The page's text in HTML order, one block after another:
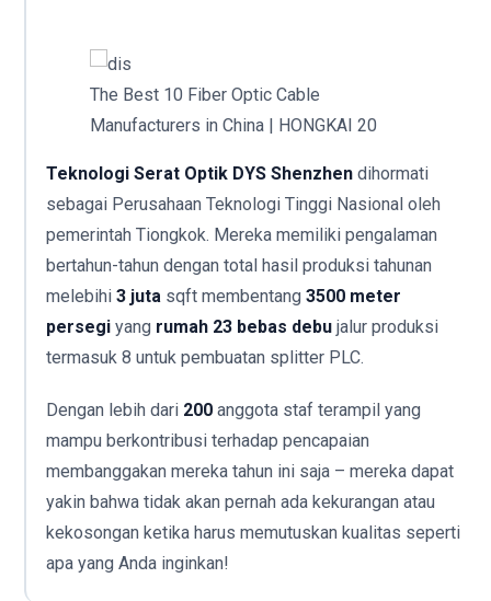
The Best 10 Fiber Optic Cable
Manufacturers in China | HONGKAI 20
Teknologi Serat Optik DYS Shenzhen dihormati
sebagai Perusahaan Teknologi Tinggi Nasional oleh
pemerintah Tiongkok. Mereka memiliki pengalaman
bertahun-tahun dengan total hasil produksi tahunan
melebihi 3 juta sqft membentang 3500 meter
persegi yang rumah 23 bebas debu jalur produksi
termasuk 8 untuk pembuatan splitter PLC.
Dengan lebih dari 200 anggota staf terampil yang
mampu berkontribusi terhadap pencapaian
membanggakan mereka tahun ini saja – mereka dapat
yakin bahwa tidak akan pernah ada kekurangan atau
kekosongan ketika harus memutuskan kualitas seperti
apa yang Anda inginkan!